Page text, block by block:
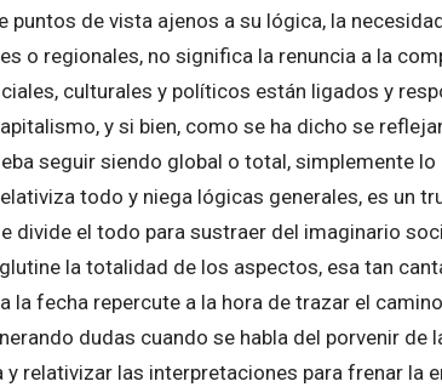
puntos de vista ajenos a su lógica, la
o regionales, no significa la renuncia a la
culturales y políticos están ligados y
y si bien, como se ha dicho se
seguir siendo global o total, simplemente
todo y niega lógicas generales, es un
divide el todo para sustraer del imaginario
la totalidad de los aspectos, esa tan
la fecha repercute a la hora de trazar el
dudas cuando se habla del porvenir de
y relativizar las interpretaciones para frenar la